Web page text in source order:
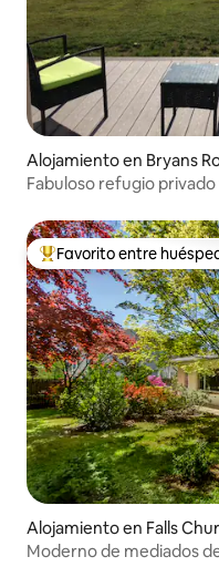
Alojamiento en Bryans
Fabuloso refugio
Favorito entre
Favorito entre
Alojamiento en Falls
Moderno de mediados